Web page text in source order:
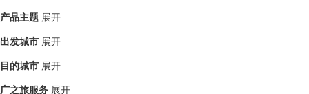
产品主题 展开
出发城市 展开
目的城市 展开
广之旅服务 展开